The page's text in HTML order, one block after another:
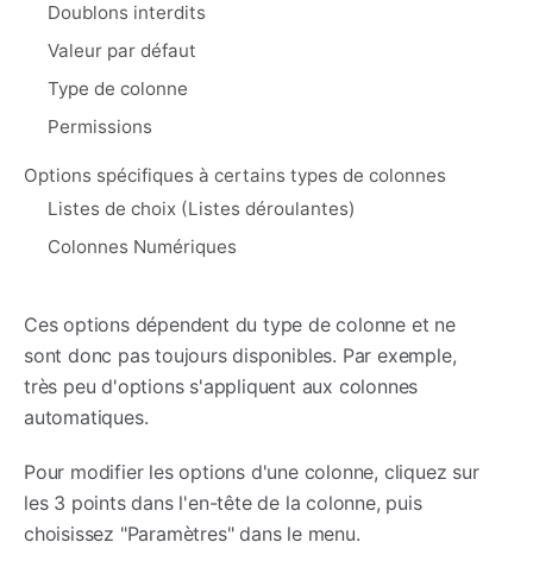
Doublons interdits
Valeur par défaut
Type de colonne
Permissions
Options spécifiques à certains types de colonnes
Listes de choix (Listes déroulantes)
Colonnes Numériques
Ces options dépendent du type de colonne et ne
sont donc pas toujours disponibles. Par exemple,
très peu d'options s'appliquent aux colonnes
automatiques.
Pour modifier les options d'une colonne, cliquez sur
les 3 points dans l'en-tête de la colonne, puis
choisissez "Paramètres" dans le menu.